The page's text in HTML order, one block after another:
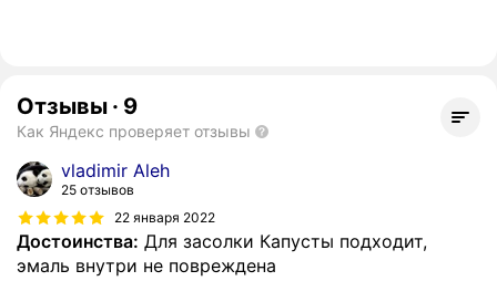
Отзывы · 9
Как Яндекс проверяет отзывы
vladimir Aleh
25 отзывов
22 января 2022
Достоинства: Для засолки Капусты подходит,
эмаль внутри не повреждена